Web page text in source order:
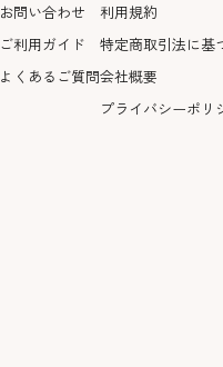
お問い合わせ
ご利用ガイド
よくあるご質問
利用規約
特定商取引法に基
会社概要
プライバシーポリ